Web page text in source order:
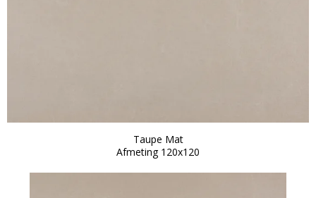
Taupe Mat
Afmeting 120x120